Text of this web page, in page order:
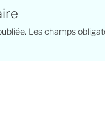
Les champs